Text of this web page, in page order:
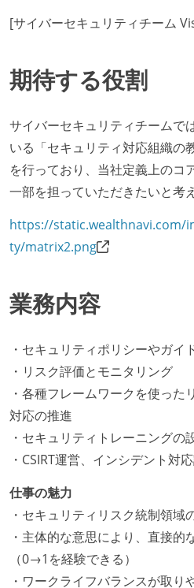
[サイバーセキュリティチーム
期待する役割
サイバーセキュリティチームで
いる「セキュリティ対応組織の
を行っており、当社定義上のコ
一部を担っていただきたいと考
https://static.wealthnavi.com/
ty/matrix2.png
業務内容
・セキュリティポリシーやガイ
・リスク評価とモニタリング
・各種フレームワークを使っ
対応の推進
・セキュリティトレーニングの
・CSIRT運営、インシデント対
仕事の魅力
・セキュリティリスク統制領域
・主体的な意思により、直接的
（0→1を経験できる）
・ワークライフバランスが取り